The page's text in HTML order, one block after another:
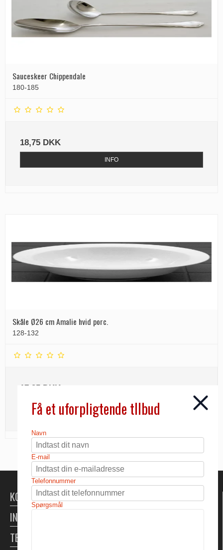
Sauceskeer Chippendale
180-185
18,75 DKK
INFO
Skåle Ø26 cm Amalie hvid porc.
128-132
17,25 DKK
INFO
KONTAKT
INFORMATION
TELTUDLEJNING
Få et uforpligtende tllbud
Navn
E-mail
Telefonnummer
Spørgsmål